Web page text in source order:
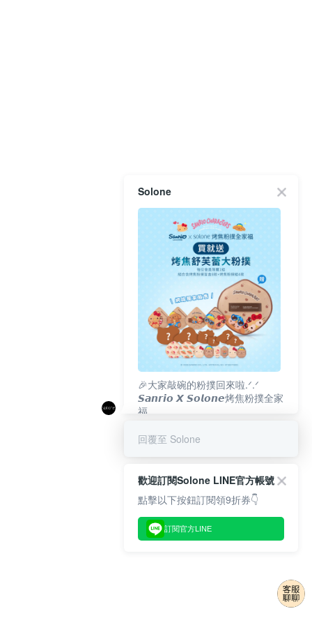
Solone
🎉大家敲碗的粉撲回來啦.ᐟ‪‪.ᐟ
𝙎𝙖𝙣𝙧𝙞𝙤 𝙓 𝙎𝙤𝙡𝙤𝙣𝙚烤焦粉撲全家
福
回覆至 Solone
歡迎訂閱Solone LINE官方帳號
點擊以下按鈕訂閱領9折券👇
訂閱官方LINE